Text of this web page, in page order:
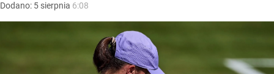
Dodano: 5 sierpnia 6:08